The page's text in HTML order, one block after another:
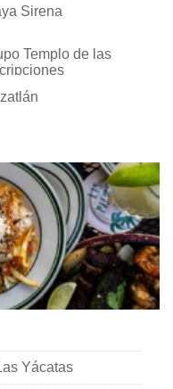
Sirena
Templo de las
Yácatas